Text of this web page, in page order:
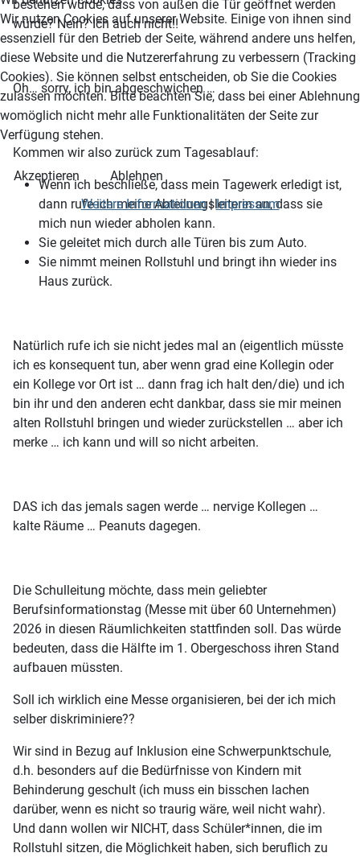
bestehen würde, dass von außen die Tür geöffnet werden
würde? Nein? Ich auch nicht!!
Oh… sorry, ich bin abgeschwichen …
Kommen wir also zurück zum Tagesablauf:
Wenn ich beschließe, dass mein Tagewerk erledigt ist,
dann rufe ich meine Abteilungsleiterin an, dass sie
mich nun wieder abholen kann.
Sie geleitet mich durch alle Türen bis zum Auto.
Sie nimmt meinen Rollstuhl und bringt ihn wieder ins
Haus zurück.
Natürlich rufe ich sie nicht jedes mal an (eigentlich müsste
ich es konsequent tun, aber wenn grad eine Kollegin oder
ein Kollege vor Ort ist … dann frag ich halt den/die) und ich
bin ihr und den anderen echt dankbar, dass sie mir meinen
alten Rollstuhl bringen und wieder zurückstellen … aber ich
merke … ich kann und will so nicht arbeiten.
DAS ich das jemals sagen werde … nervige Kollegen …
kalte Räume … Peanuts dagegen.
Die Schulleitung möchte, dass mein geliebter
Berufsinformationstag (Messe mit über 60 Unternehmen)
2026 in diesen Räumlichkeiten stattfinden soll. Das würde
bedeuten, dass die Hälfte im 1. Obergeschoss ihren Stand
aufbauen müssten.
Soll ich wirklich eine Messe organisieren, bei der ich mich
selber diskriminiere??
Wir sind in Bezug auf Inklusion eine Schwerpunktschule,
d.h. besonders auf die Bedürfnisse von Kindern mit
Behinderung geschult (ich muss ein bisschen lachen
darüber, wenn es nicht so traurig wäre, weil nicht wahr).
Und dann wollen wir NICHT, dass Schüler*innen, die im
Rollstuhl sitzen, die Möglichkeit haben, sich beruflich zu
Wir nutzen Cookies auf unserer Website. Einige von ihnen sind
essenziell für den Betrieb der Seite, während andere uns helfen,
diese Website und die Nutzererfahrung zu verbessern (Tracking
Cookies). Sie können selbst entscheiden, ob Sie die Cookies
zulassen möchten. Bitte beachten Sie, dass bei einer Ablehnung
womöglich nicht mehr alle Funktionalitäten der Seite zur
Verfügung stehen.
Akzeptieren
Ablehnen
Weitere Informationen|Impressum